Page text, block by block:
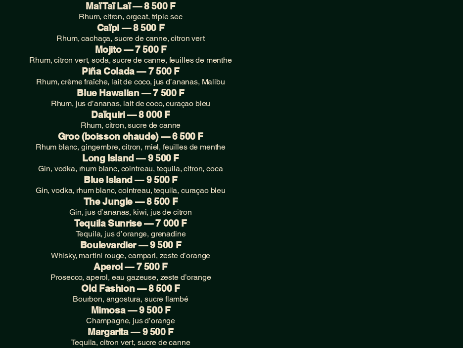
Maï Taï Laï — 8 500 F
Rhum, citron, orgeat, triple sec
Caïpi — 8 500 F
Rhum, cachaça, sucre de canne, citron vert
Mojito — 7 500 F
Rhum, citron vert, soda, sucre de canne, feuilles de menthe
Piña Colada — 7 500 F
Rhum, crème fraîche, lait de coco, jus d’ananas, Malibu
Blue Hawaiian — 7 500 F
Rhum, jus d’ananas, lait de coco, curaçao bleu
Daïquiri — 8 000 F
Rhum, citron, sucre de canne
Groc (boisson chaude) — 6 500 F
Rhum blanc, gingembre, citron, miel, feuilles de menthe
Long Island — 9 500 F
Gin, vodka, rhum blanc, cointreau, tequila, citron, coca
Blue Island — 9 500 F
Gin, vodka, rhum blanc, cointreau, tequila, curaçao bleu
The Jungle — 8 500 F
Gin, jus d’ananas, kiwi, jus de citron
Tequila Sunrise — 7 000 F
Tequila, jus d’orange, grenadine
Boulevardier — 9 500 F
Whisky, martini rouge, campari, zeste d’orange
Aperol — 7 500 F
Prosecco, aperol, eau gazeuse, zeste d’orange
Old Fashion — 8 500 F
Bourbon, angostura, sucre flambé
Mimosa — 9 500 F
Champagne, jus d’orange
Margarita — 9 500 F
Tequila, citron vert, sucre de canne